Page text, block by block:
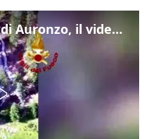
Frana lambisce le case di Auronzo, il video dall'elicottero dei vigili del fuoco